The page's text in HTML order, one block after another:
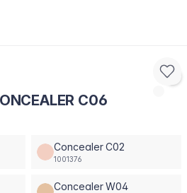
C06
Concealer C02
1001376
Concealer W04